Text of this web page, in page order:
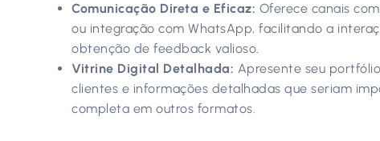
Comunicação Direta e Eficaz: Oferece canais
ou integração com WhatsApp, facilitando a
obtenção de feedback valioso.
Vitrine Digital Detalhada: Apresente seu
clientes e informações detalhadas que seriam
completa em outros formatos.